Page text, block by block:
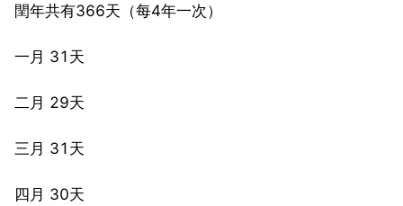
閏年共有366天（每4年一次）
一月 31天
二月 29天
三月 31天
四月 30天